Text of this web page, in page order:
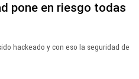
pone en riesgo todas
hackeado y con eso la seguridad de